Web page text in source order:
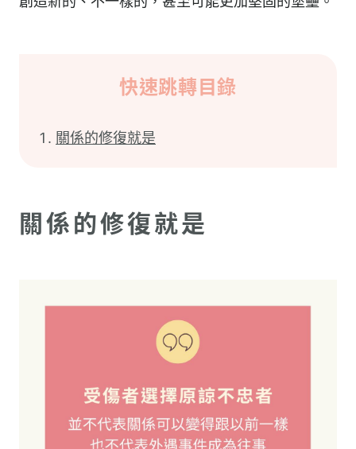
快速跳轉目錄
關係的修復就是
關係的修復就是